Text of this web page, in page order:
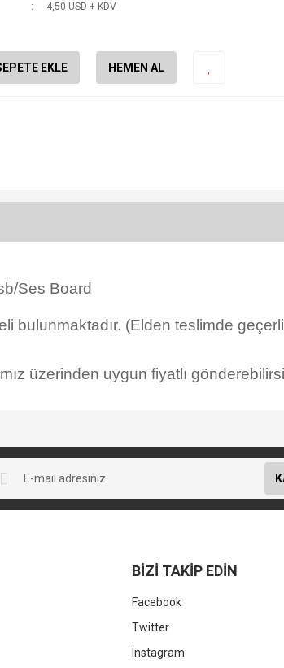
4,50 USD + KDV
EKLE HEMEN AL
Ses Board
bulunmaktadır. (Elden teslimde
üzerinden uygun fiyatlı
BİZİ TAKİP EDİN
Facebook
Twitter
Instagram